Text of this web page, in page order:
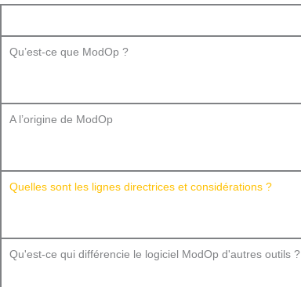
Qu’est-ce que ModOp ?
A l’origine de ModOp
Quelles sont les lignes directrices et considérations ?
Qu'est-ce qui différencie le logiciel ModOp d'autres outils ?